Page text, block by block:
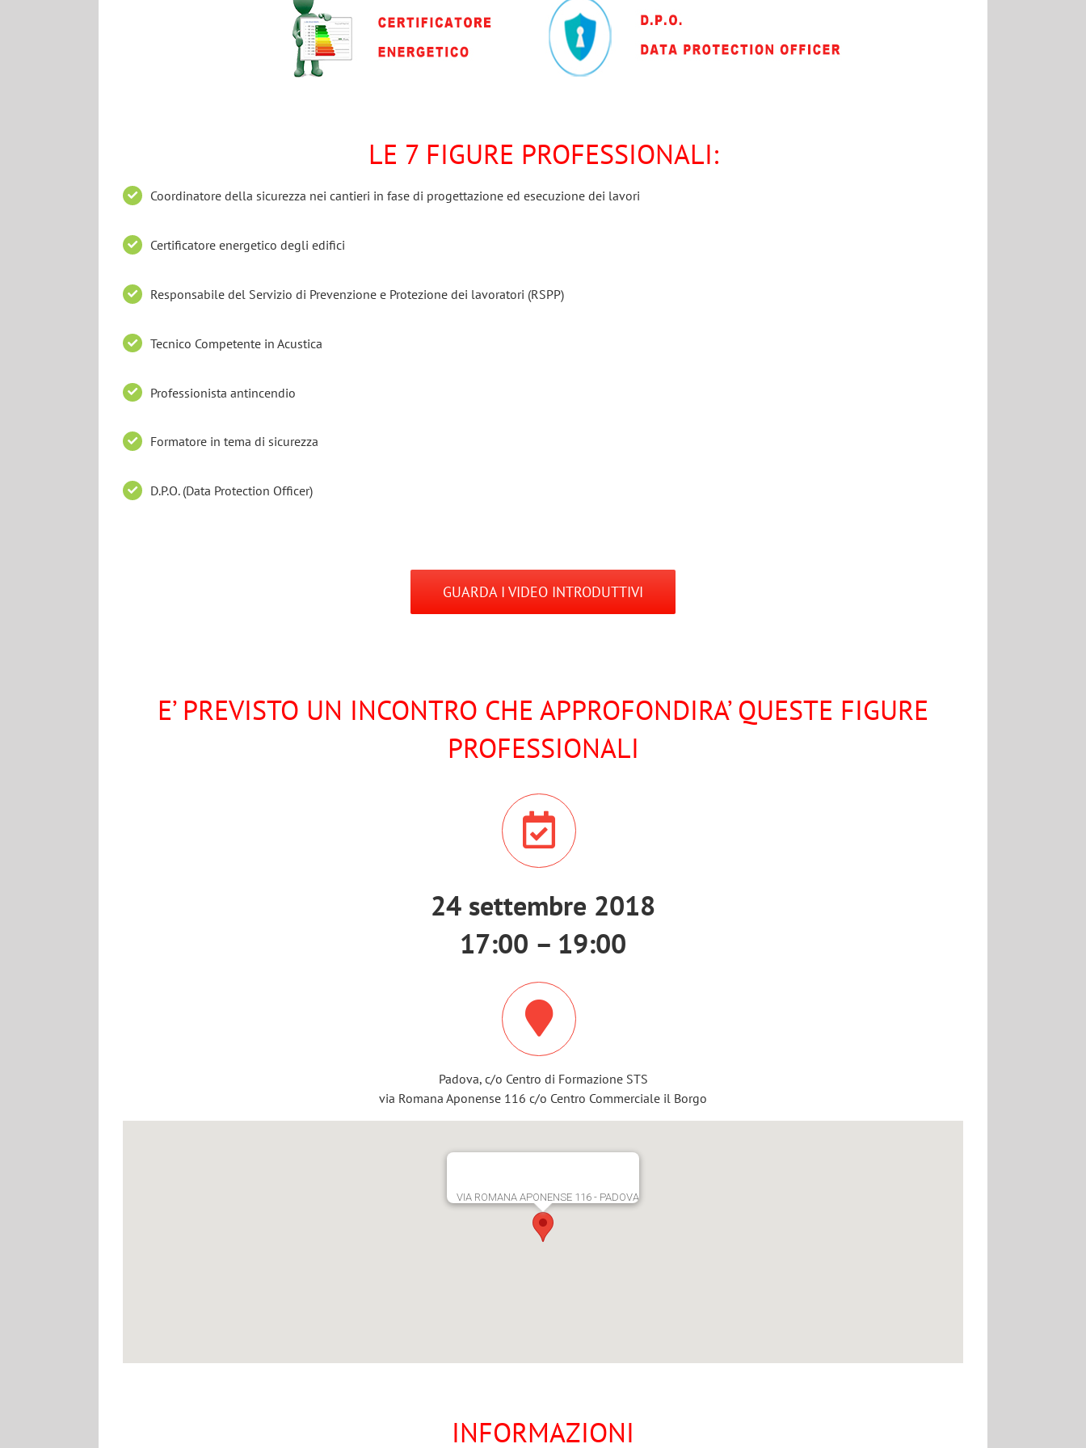
LE 7 FIGURE PROFESSIONALI:
Coordinatore della sicurezza nei cantieri in fase di progettazione ed esecuzione dei lavori
Certificatore energetico degli edifici
Responsabile del Servizio di Prevenzione e Protezione dei lavoratori (RSPP)
Tecnico Competente in Acustica
Professionista antincendio
Formatore in tema di sicurezza
D.P.O. (Data Protection Officer)
GUARDA I VIDEO INTRODUTTIVI
E’ PREVISTO UN INCONTRO CHE APPROFONDIRA’ QUESTE FIGURE
PROFESSIONALI
24 settembre 2018
17:00 – 19:00
Padova, c/o Centro di Formazione STS
via Romana Aponense 116 c/o Centro Commerciale il Borgo
VIA ROMANA APONENSE 116 - PADOVA
INFORMAZIONI